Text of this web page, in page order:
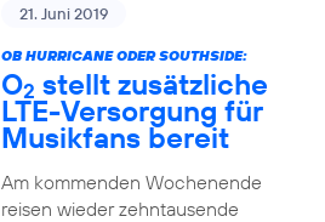
21. Juni 2019
OB HURRICANE ODER SOUTHSIDE:
O2 stellt zusätzliche
LTE-Versorgung für
Musikfans bereit
Am kommenden Wochenende
reisen wieder zehntausende